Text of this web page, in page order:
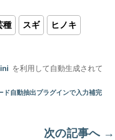
種 スギ ヒノキ
を利用して自動生成されて
ド自動抽出プラグインで入力補完
次の記事へ →